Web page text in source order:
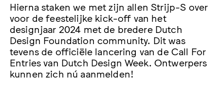
Hierna staken we met zijn allen Strijp-S over
voor de feestelijke kick-off van het
designjaar 2024 met de bredere Dutch
Design Foundation community. Dit was
tevens de officiële lancering van de Call For
Entries van Dutch Design Week. Ontwerpers
kunnen zich nú aanmelden!